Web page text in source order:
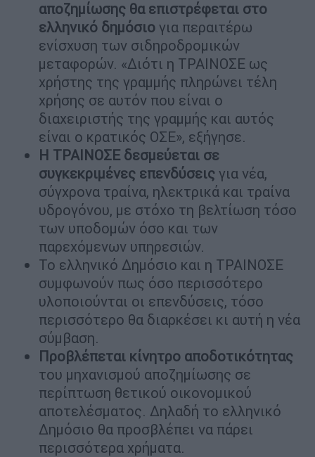
αποζημίωσης θα επιστρέφεται στο
ελληνικό δημόσιο για περαιτέρω
ενίσχυση των σιδηροδρομικών
μεταφορών. «Διότι η ΤΡΑΙΝΟΣΕ ως
χρήστης της γραμμής πληρώνει τέλη
χρήσης σε αυτόν που είναι ο
διαχειριστής της γραμμής και αυτός
είναι ο κρατικός ΟΣΕ», εξήγησε.
Η ΤΡΑΙΝΟΣΕ δεσμεύεται σε
συγκεκριμένες επενδύσεις για νέα,
σύγχρονα τραίνα, ηλεκτρικά και τραίνα
υδρογόνου, με στόχο τη βελτίωση τόσο
των υποδομών όσο και των
παρεχόμενων υπηρεσιών.
Το ελληνικό Δημόσιο και η ΤΡΑΙΝΟΣΕ
συμφωνούν πως όσο περισσότερο
υλοποιούνται οι επενδύσεις, τόσο
περισσότερο θα διαρκέσει κι αυτή η νέα
σύμβαση.
Προβλέπεται κίνητρο αποδοτικότητας
του μηχανισμού αποζημίωσης σε
περίπτωση θετικού οικονομικού
αποτελέσματος. Δηλαδή το ελληνικό
Δημόσιο θα προσβλέπει να πάρει
περισσότερα χρήματα.